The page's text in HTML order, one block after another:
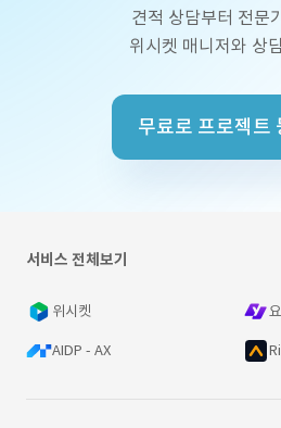
견적 상담부터 전문
위시켓 매니저와 상
무료로 프로젝트
서비스 전체보기
위시켓
AIDP - AX